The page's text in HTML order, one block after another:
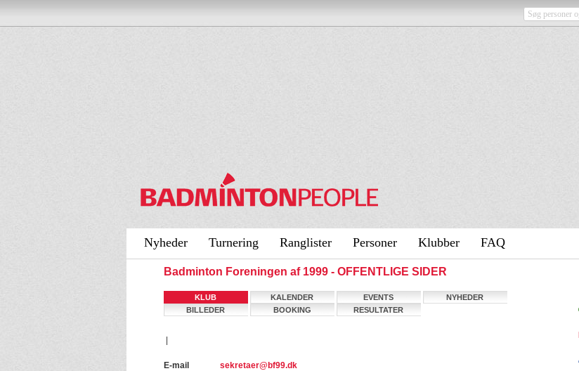
Nyheder Turnering Ranglister Personer Klubber FAQ
Badminton Foreningen af 1999 - OFFENTLIGE SIDER
KLUB KALENDER EVENTS
NYHEDER
BILLEDER
BOOKING RESULTATER
E-mail
sekretaer@bf99.dk